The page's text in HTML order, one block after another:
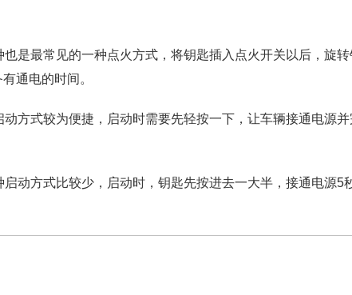
也是最常见的一种点火方式，将钥匙插入点火开关以后，旋
通电的时间。
动方式较为便捷，启动时需要先轻按一下，让车辆接通电源
动方式比较少，启动时，钥匙先按进去一大半，接通电源5